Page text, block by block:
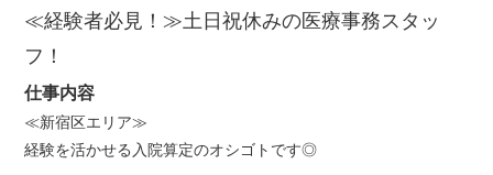
≪経験者必見！≫土日祝休みの医療事務スタッ
フ！
仕事内容
≪新宿区エリア≫
経験を活かせる入院算定のオシゴトです◎